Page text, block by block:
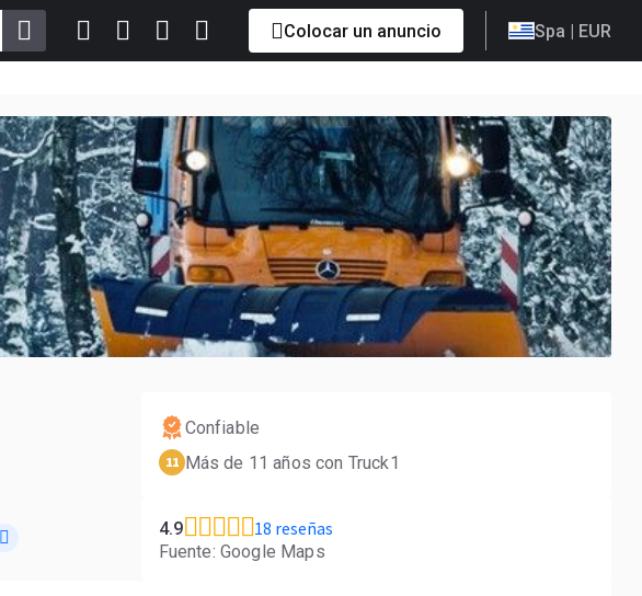
Colocar un anuncio Spa | EUR
Confiable
11 Más de 11 años con Truck1
4.9 18 reseñas
Fuente: Google Maps